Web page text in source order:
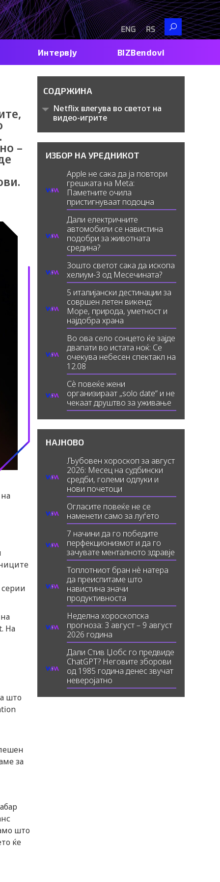
RS
ENG
Search
Интервју BIZBendovi
–
На
што
за
што
ќе
СОДРЖИНА
Netflix влегува во светот на
видео-игрите
ИЗБОР НА УРЕДНИКОТ
Apple не сака да ја повтори
грешката на Meta:
Паметните очила
пристигнуваат подоцна
Дали електричните
автомобили се навистина
подобри за животната
средина?
Зошто светот сака да ископа
хелиум-3 од Месечината?
5 италијански дестинации за
совршен летен викенд:
Море, природа, уметност и
најдобра храна
Во ова село сонцето ќе зајде
двапати во истата ноќ: Се
очекува небесен спектакл на
12.08
Сè повеќе жени
организираат „solo date“ и не
чекаат друштво за уживање
НАЈНОВО
Љубовен хороскоп за август
2026: Месец на судбински
средби, големи одлуки и
нови почетоци
Огласите повеќе не се
наменети само за луѓето
7 начини да го победите
перфекционизмот и да го
зачувате менталното здравје
Топлотниот бран нè натера
да преиспитаме што
навистина значи
продуктивноста
Неделна хороскопска
прогноза: 3 август – 9 август
2026 година
Дали Стив Џобс го предвиде
ChatGPT? Неговите зборови
од 1985 година денес звучат
неверојатно